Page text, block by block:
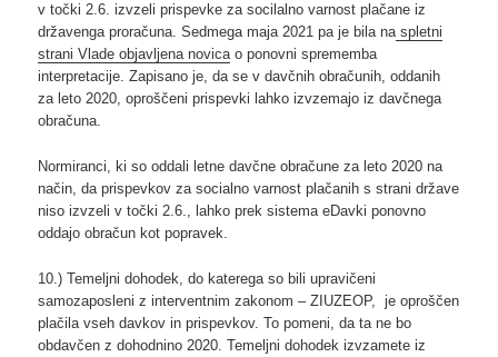
v točki 2.6. izvzeli prispevke za socilalno varnost plačane iz
državenga proračuna. Sedmega maja 2021 pa je bila naspletni
strani Vlade objavljena novicao ponovni sprememba
interpretacije. Zapisano je, da se v davčnih obračunih, oddanih
za leto 2020, oproščeni prispevki lahko izvzemajo iz davčnega
obračuna.
Normiranci, ki so oddali letne davčne obračune za leto 2020 na
način, da prispevkov za socialno varnost plačanih s strani države
niso izvzeli v točki 2.6., lahko prek sistema eDavki ponovno
oddajo obračun kot popravek.
10.) Temeljni dohodek, do katerega so bili upravičeni
samozaposleni z interventnim zakonom – ZIUZEOP, je oproščen
plačila vseh davkov in prispevkov. To pomeni, da ta ne bo
obdavčen z dohodnino 2020. Temeljni dohodek izvzamete iz